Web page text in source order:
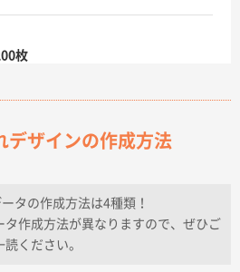
枚
能で価格が妥当なこと
ブルポケット
デザインの作成方法
タの作成方法は4種類！
タ作成方法が異なりますので、ぜひご
読ください。